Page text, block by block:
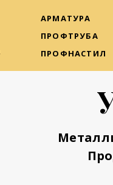
АРМАТУРА
ПРОФТРУБА
ПРОФНАСТИЛ